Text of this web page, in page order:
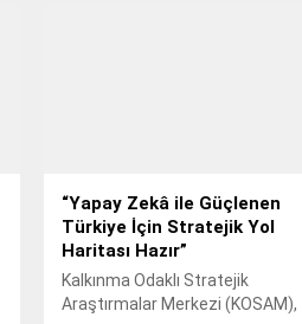
“Yapay Zekâ ile Güçlenen
Türkiye İçin Stratejik Yol
Haritası Hazır”
Kalkınma Odaklı Stratejik
Araştırmalar Merkezi (KOSAM),